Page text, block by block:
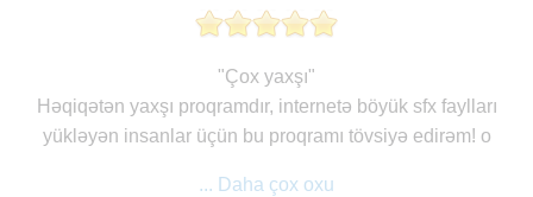
"Çox yaxşı"
Həqiqətən yaxşı proqramdır, internetə böyük sfx faylları
yükləyən insanlar üçün bu proqramı tövsiyə edirəm! o
... Daha çox oxu